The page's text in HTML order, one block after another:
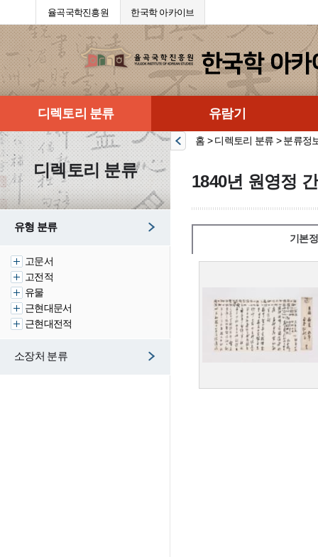
율곡국학진흥원 한국학 아카이브
디렉토리 분류 유람기
디렉토리 분류
유형 분류
고문서
고전적
유물
근현대문서
근현대전적
소장처 분류
홈 > 디렉토리 분류 > 분류정
1840년 원영정
기본